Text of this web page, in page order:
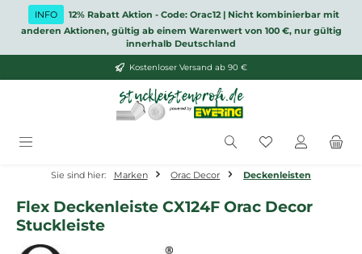
Zum Hauptinhalt springen
INFO
12% Rabatt Aktion - Code: Orac12 | Nicht kombinierbar mit
anderen Aktionen, gültig ab einem Warenwert von 100 €, nur gültig
innerhalb Deutschland
Kostenloser Versand ab 90 €
Du hast 0
Sie sind hier: Marken Orac Decor Deckenleisten
Flex Deckenleiste CX124F Orac Decor
Stuckleiste